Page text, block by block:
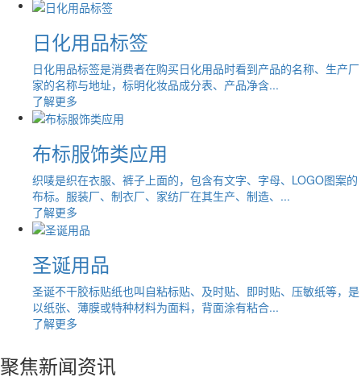
日化用品标签
日化用品标签是消费者在购买日化用品时看到产品的名称、生产厂
家的名称与地址，标明化妆品成分表、产品净含...
了解更多
布标服饰类应用
织唛是织在衣服、裤子上面的，包含有文字、字母、LOGO图案的
布标。服装厂、制衣厂、家纺厂在其生产、制造、...
了解更多
圣诞用品
圣诞不干胶标贴纸也叫自粘标贴、及时贴、即时贴、压敏纸等，是
以纸张、薄膜或特种材料为面料，背面涂有粘合...
了解更多
聚焦新闻资讯